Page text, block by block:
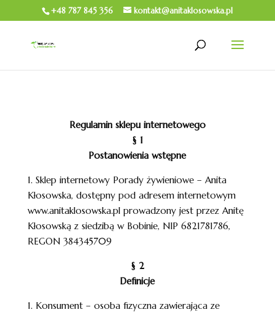
+48 787 845 356 kontakt@anitaklosowska.pl
Regulamin sklepu internetowego
§ 1
Postanowienia wstępne
1. Sklep internetowy Porady żywieniowe – Anita
Kłosowska, dostępny pod adresem internetowym
www.anitaklosowska.pl prowadzony jest przez Anitę
Kłosowską z siedzibą w Bobinie, NIP 6821781786,
REGON 384345709
§ 2
Definicje
1. Konsument – osoba fizyczna zawierająca ze